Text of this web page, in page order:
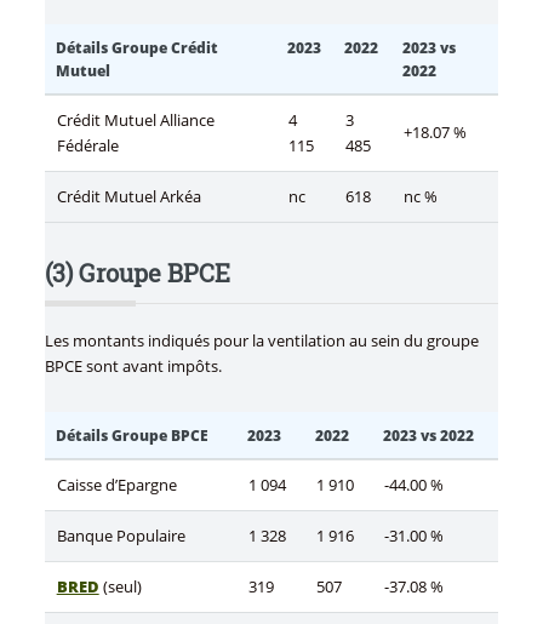
Détails Groupe Crédit
Mutuel
2023 2022
2023 vs
2022
Crédit Mutuel Alliance
Fédérale
4
115
3
485
+18.07 %
Crédit Mutuel Arkéa nc 618 nc %
(3) Groupe BPCE
Les montants indiqués pour la ventilation au sein du groupe
BPCE sont avant impôts.
Détails Groupe BPCE 2023 2022 2023 vs 2022
Caisse d’Epargne 1 094 1 910 -44.00 %
Banque Populaire 1 328 1 916 -31.00 %
BRED (seul) 319 507 -37.08 %